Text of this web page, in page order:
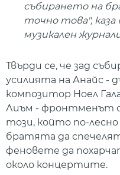
събирането на
точно това", каза
музикален
Твърди се, че зад
усилията на Анайс -
композитор Ноел
Лиъм - фронтменът с
този, който по-лесно
братята да
феновете да
около концертите.